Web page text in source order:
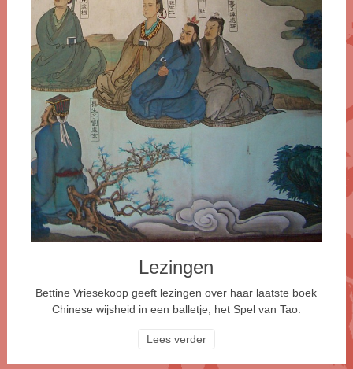
Lezingen
Bettine Vriesekoop geeft lezingen over haar laatste boek
Chinese wijsheid in een balletje, het Spel van Tao.
Lees verder